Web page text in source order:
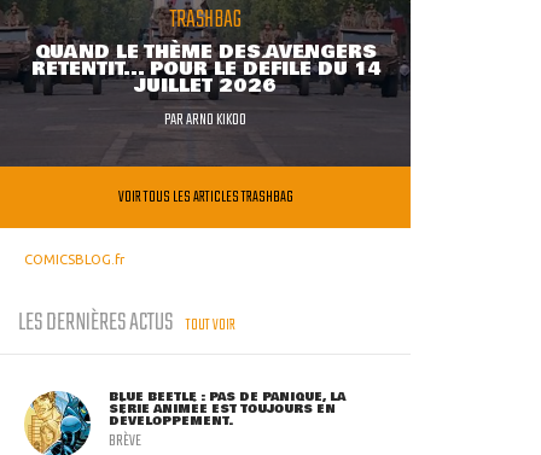
TRASHBAG
QUAND LE THÈME DES AVENGERS
RETENTIT... POUR LE DÉFILÉ DU 14
JUILLET 2026
PARARNO KIKOO
VOIR TOUS LES ARTICLES TRASHBAG
COMICSBLOG.fr
LES DERNIÈRES ACTUS TOUT VOIR
BLUE BEETLE : PAS DE PANIQUE, LA
SÉRIE ANIMÉE EST TOUJOURS EN
DÉVELOPPEMENT.
BRÈVE